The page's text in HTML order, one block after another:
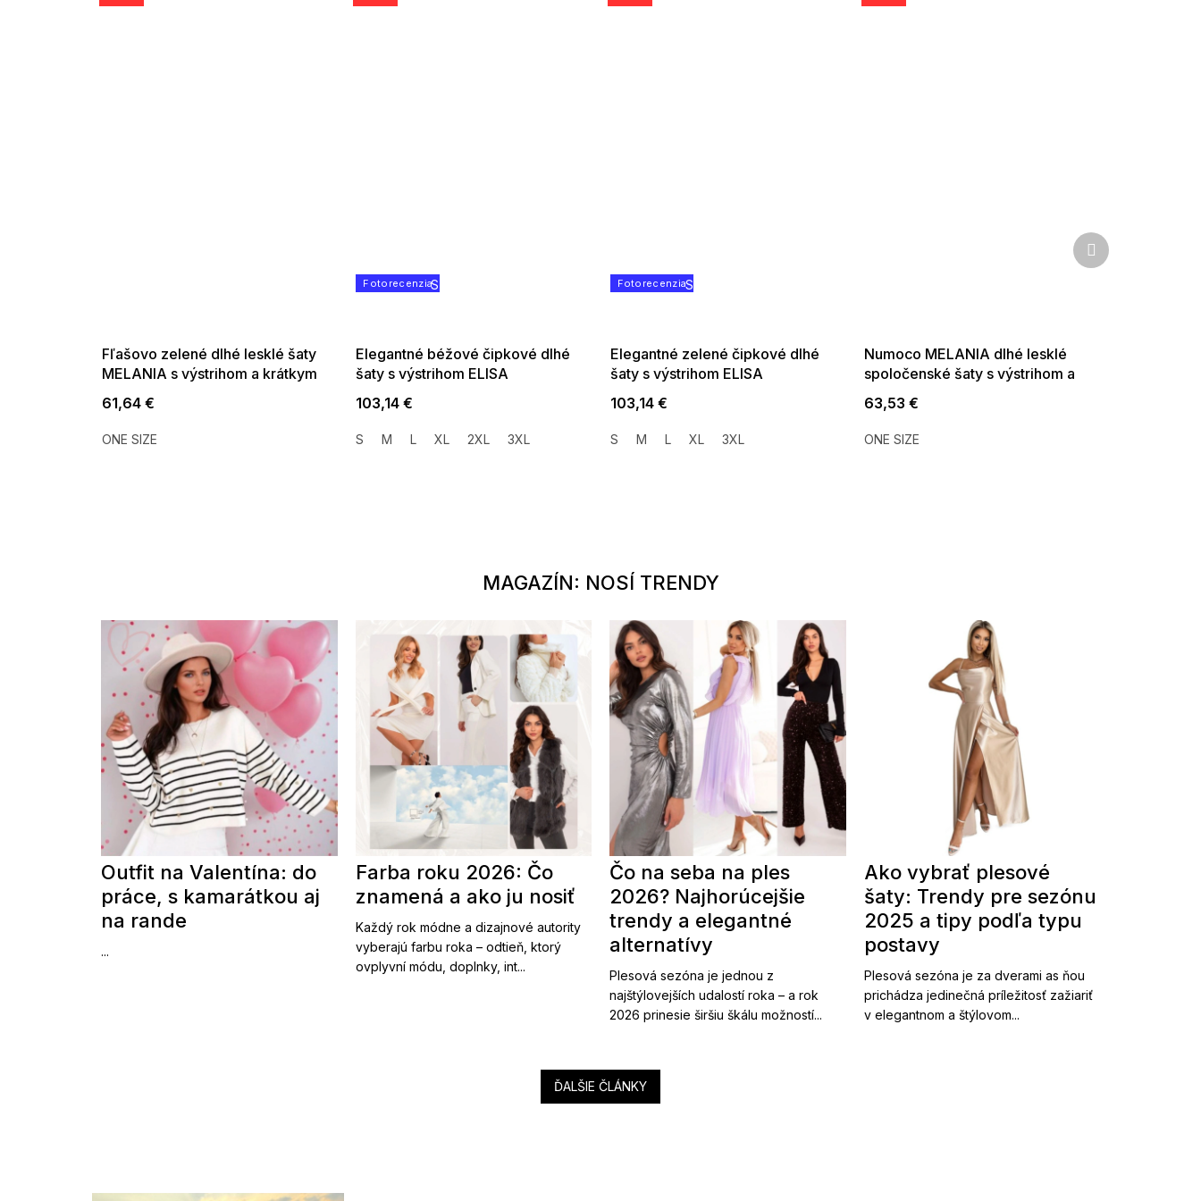
Fľašovo zelené dlhé lesklé šaty
MELANIA s výstrihom a krátkym
61,64 €
ONE SIZE
FotorecenziaSUMMER SALE -35% ?
Elegantné béžové čipkové dlhé
šaty s výstrihom ELISA
103,14 €
S M L XL 2XL 3XL
FotorecenziaSUMMER SALE -35% ?
Elegantné zelené čipkové dlhé
šaty s výstrihom ELISA
103,14 €
S M L XL 3XL
Numoco MELANIA dlhé lesklé
spoločenské šaty s výstrihom a
63,53 €
ONE SIZE
Ďalší
produkt
MAGAZÍN: NOSÍ TRENDY
Outfit na Valentína: do
práce, s kamarátkou aj
na rande
...
Farba roku 2026: Čo
znamená a ako ju nosiť
Každý rok módne a dizajnové autority
vyberajú farbu roka – odtieň, ktorý
ovplyvní módu, doplnky, int...
Čo na seba na ples
2026? Najhorúcejšie
trendy a elegantné
alternatívy
Plesová sezóna je jednou z
najštýlovejších udalostí roka – a rok
2026 prinesie širšiu škálu možností...
Ako vybrať plesové
šaty: Trendy pre sezónu
2025 a tipy podľa typu
postavy
Plesová sezóna je za dverami as ňou
prichádza jedinečná príležitosť zažiariť
v elegantnom a štýlovom...
ĎALŠIE ČLÁNKY